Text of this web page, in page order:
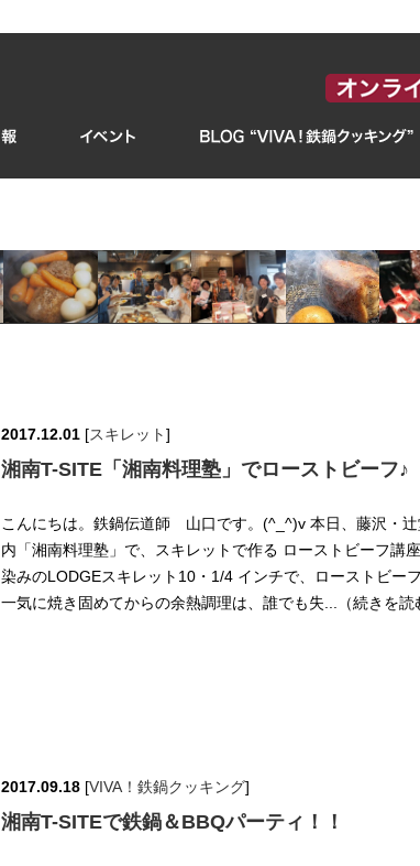
2017.12.01 [スキレット]
湘南T-SITE「湘南料理塾」でローストビーフ♪
こんにちは。鉄鍋伝道師 山口です。(^_^)v 本日、藤沢・
内「湘南料理塾」で、スキレットで作る ローストビーフ講
染みのLODGEスキレット10・1/4 インチで、ローストビー
一気に焼き固めてからの余熱調理は、誰でも失...（続きを読
2017.09.18 [VIVA！鉄鍋クッキング]
湘南T-SITEで鉄鍋＆BBQパーティ！！